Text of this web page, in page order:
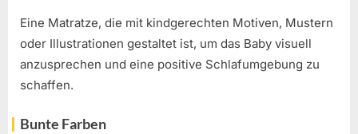
Eine Matratze, die mit kindgerechten Motiven, Mustern
oder Illustrationen gestaltet ist, um das Baby visuell
anzusprechen und eine positive Schlafumgebung zu
schaffen.
Bunte Farben